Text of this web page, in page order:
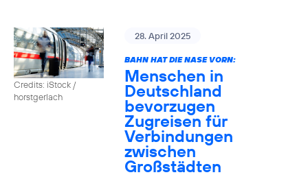
Credits: iStock /
horstgerlach
28. April 2025
BAHN HAT DIE NASE VORN:
Menschen in
Deutschland
bevorzugen
Zugreisen für
Verbindungen
zwischen
Großstädten